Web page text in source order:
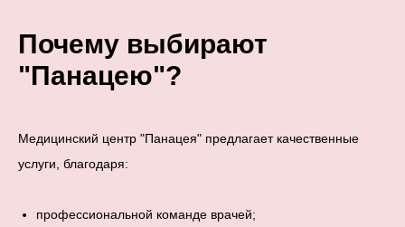
Почему выбирают
"Панацею"?
Медицинский центр "Панацея" предлагает качественные
услуги, благодаря:
профессиональной команде врачей;